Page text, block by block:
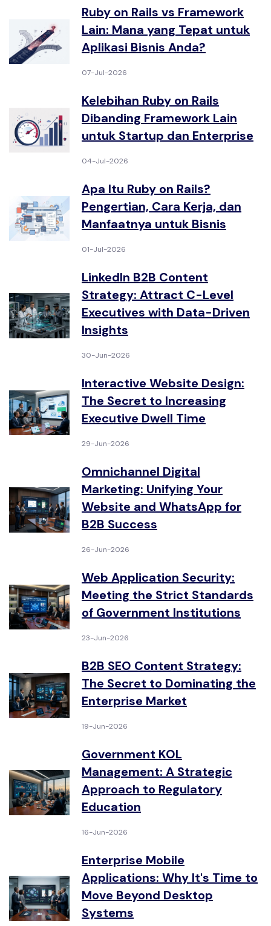
Ruby on Rails vs Framework
Lain: Mana yang Tepat untuk
Aplikasi Bisnis Anda?
07-Jul-2026
Kelebihan Ruby on Rails
Dibanding Framework Lain
untuk Startup dan Enterprise
04-Jul-2026
Apa Itu Ruby on Rails?
Pengertian, Cara Kerja, dan
Manfaatnya untuk Bisnis
01-Jul-2026
LinkedIn B2B Content
Strategy: Attract C-Level
Executives with Data-Driven
Insights
30-Jun-2026
Interactive Website Design:
The Secret to Increasing
Executive Dwell Time
29-Jun-2026
Omnichannel Digital
Marketing: Unifying Your
Website and WhatsApp for
B2B Success
26-Jun-2026
Web Application Security:
Meeting the Strict Standards
of Government Institutions
23-Jun-2026
B2B SEO Content Strategy:
The Secret to Dominating the
Enterprise Market
19-Jun-2026
Government KOL
Management: A Strategic
Approach to Regulatory
Education
16-Jun-2026
Enterprise Mobile
Applications: Why It's Time to
Move Beyond Desktop
Systems